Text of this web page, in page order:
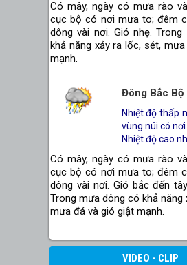
Có mây, ngày có mưa rào
cục bộ có nơi mưa to; đêm
dông vài nơi. Gió nhẹ.
khả năng xảy ra lốc, sét,
mạnh.
Đông Bắc Bộ
Nhiệt độ thấp
vùng núi có
Nhiệt độ cao
Có mây, ngày có mưa rào
cục bộ có nơi mưa to; đêm
dông vài nơi. Gió bắc đến
Trong mưa dông có khả năng
mưa đá và gió giật mạnh.
Thanh Hóa
VIDEO - CLIP